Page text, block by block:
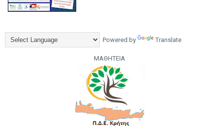
Powered by Translate
ΜΑΘΗΤΕΙΑ